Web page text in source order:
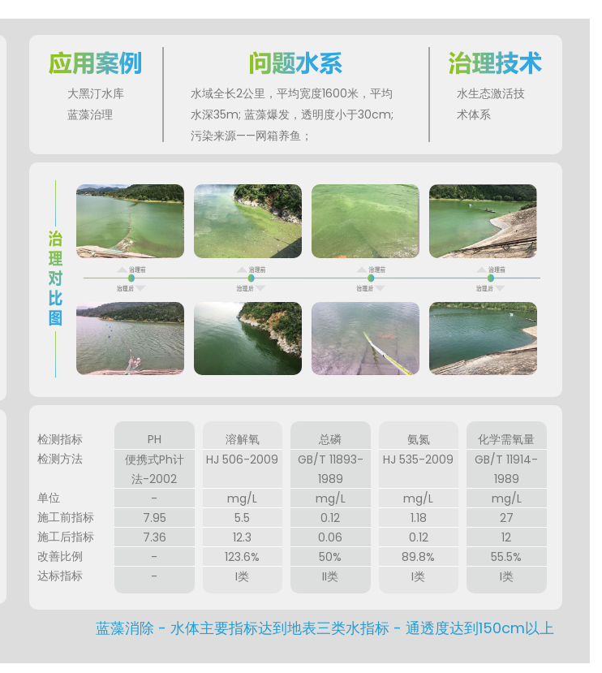
大黑汀水库
蓝藻治理
水域全长2公里，平均宽度1600米，平均
水深35m; 蓝藻爆发，透明度小于30cm;
污染来源——网箱养鱼；
水生态激活技
术体系
检测指标
检测方法
单位
施工前指标
施工后指标
改善比例
达标指标
PH
便携式Ph计
法-2002
-
7.95
7.36
-
-
溶解氧
HJ 506-2009
mg/L
5.5
12.3
123.6%
I类
总磷
GB/T 11893-
1989
mg/L
0.12
0.06
50%
II类
氨氮
HJ 535-2009
mg/L
1.18
0.12
89.8%
I类
化学需氧量
GB/T 11914-
1989
mg/L
27
12
55.5%
I类
蓝藻消除 - 水体主要指标达到地表三类水指标 - 通透度达到150cm以上